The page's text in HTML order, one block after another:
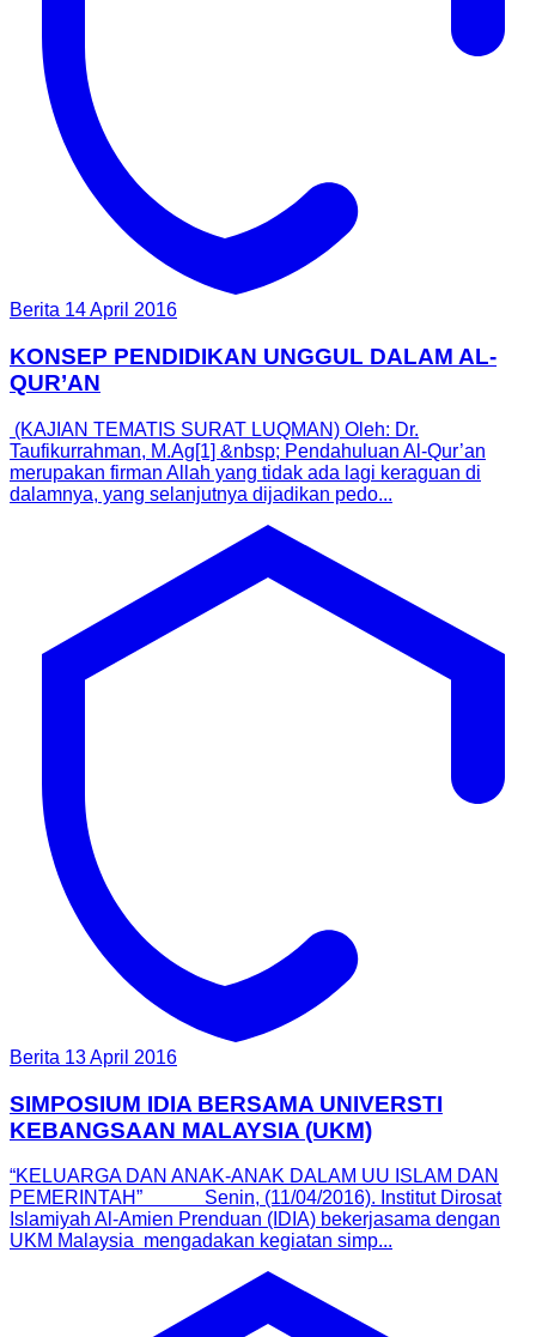
Berita 14 April 2016
KONSEP PENDIDIKAN UNGGUL DALAM AL-
QUR’AN
(KAJIAN TEMATIS SURAT LUQMAN) Oleh: Dr.
Taufikurrahman, M.Ag[1] &nbsp; Pendahuluan Al-Qur’an
merupakan firman Allah yang tidak ada lagi keraguan di
dalamnya, yang selanjutnya dijadikan pedo...
Berita 13 April 2016
SIMPOSIUM IDIA BERSAMA UNIVERSTI
KEBANGSAAN MALAYSIA (UKM)
“KELUARGA DAN ANAK-ANAK DALAM UU ISLAM DAN
PEMERINTAH” Senin, (11/04/2016). Institut Dirosat
Islamiyah Al-Amien Prenduan (IDIA) bekerjasama dengan
UKM Malaysia mengadakan kegiatan simp...